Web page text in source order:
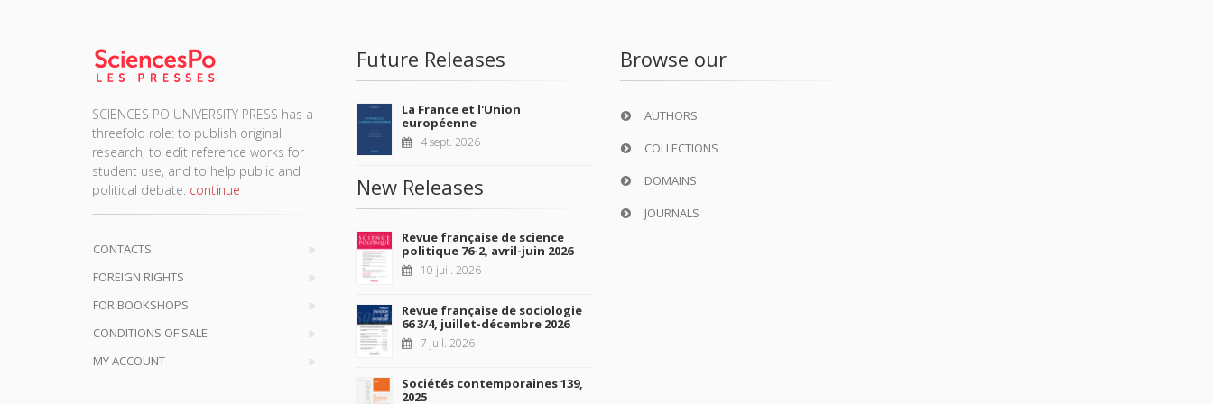
SCIENCES PO UNIVERSITY PRESS has a
threefold role: to publish original
research, to edit reference works for
student use, and to help public and
political debate. continue
CONTACTS
FOREIGN RIGHTS
FOR BOOKSHOPS
CONDITIONS OF SALE
MY ACCOUNT
Future Releases
La France et l'Union
européenne
4 sept. 2026
New Releases
Revue française de science
politique 76-2, avril-juin 2026
10 juil. 2026
Revue française de sociologie
66 3/4, juillet-décembre 2026
7 juil. 2026
Sociétés contemporaines 139,
2025
Browse our
AUTHORS
COLLECTIONS
DOMAINS
JOURNALS